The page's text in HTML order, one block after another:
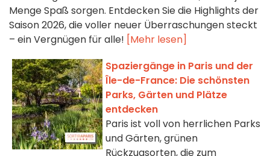
Menge Spaß sorgen. Entdecken Sie die Highlights der
Saison 2026, die voller neuer Überraschungen steckt
– ein Vergnügen für alle! [Mehr lesen]
Spaziergänge in Paris und der
Île-de-France: Die schönsten
Parks, Gärten und Plätze
entdecken
Paris ist voll von herrlichen Parks
und Gärten, grünen
Rückzugsorten, die zum